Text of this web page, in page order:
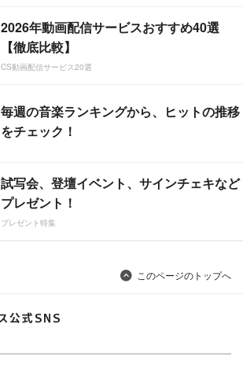
2026年動画配信サービスおすすめ40選
【徹底比較】
CS動画配信サービス20選
毎週の音楽ランキングから、ヒットの推移
をチェック！
試写会、登壇イベント、サインチェキなど
プレゼント！
プレゼント特集
このページのトップへ